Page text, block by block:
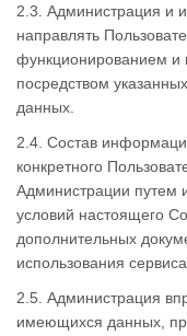
2.3. Администрация и
направлять
функционированием и
посредством
данных.
2.4. Состав
конкретного
Администрации путем
условий настоящего
дополнительных
использования
2.5. Администрация
имеющихся данных,